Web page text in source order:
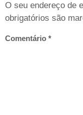
O seu endereço de
obrigatórios são
Comentário *